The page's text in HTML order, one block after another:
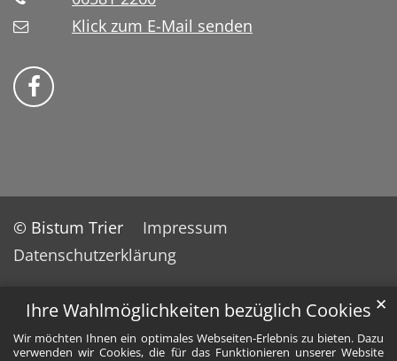
Ihre Wahlmöglichkeiten bezüglich Cookies
Wir möchten Ihnen ein optimales Webseiten-Erlebnis zu bieten. Dazu
verwenden wir Cookies, die für das Funktionieren unserer Website
✕
Klick zum E-Mail senden
Bistum Trier auf Facebook
© Bistum Trier
Impressum
Datenschutzerklärung